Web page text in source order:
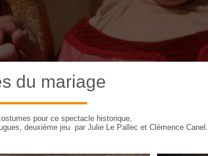
du mariage
pour ce spectacle historique,
deuxième jeu par Julie Le Pallec et Clémence Canel.